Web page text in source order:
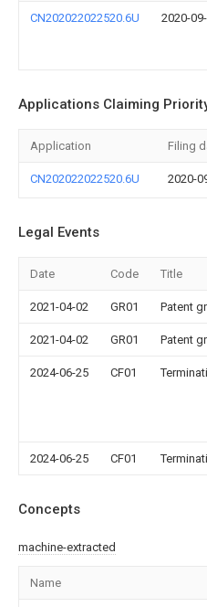
CN202022022520.6U 2020-
Applications Claiming
Application Filing
CN202022022520.6U 2020-
Legal Events
Date Code Title
2021-04-02 GR01 Patent
2021-04-02 GR01 Patent
2024-06-25 CF01
2024-06-25 CF01
Concepts
machine-extracted
Name